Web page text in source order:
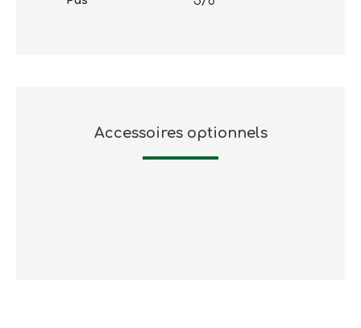
Accessoires optionnels